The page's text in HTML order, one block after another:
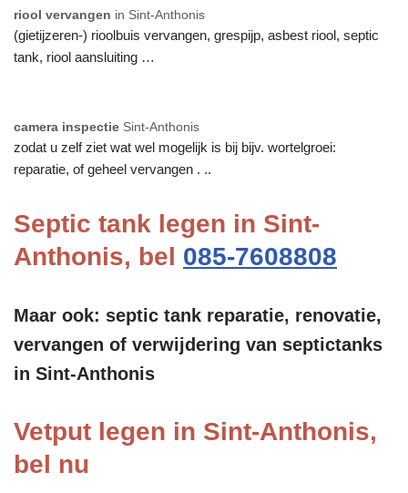
riool vervangen in Sint-Anthonis
(gietijzeren-) rioolbuis vervangen, grespijp, asbest riool, septic
tank, riool aansluiting …
camera inspectie Sint-Anthonis
zodat u zelf ziet wat wel mogelijk is bij bijv. wortelgroei:
reparatie, of geheel vervangen . ..
Septic tank legen in Sint-
Anthonis, bel 085-7608808
Maar ook: septic tank reparatie, renovatie,
vervangen of verwijdering van septictanks
in Sint-Anthonis
Vetput legen in Sint-Anthonis,
bel nu